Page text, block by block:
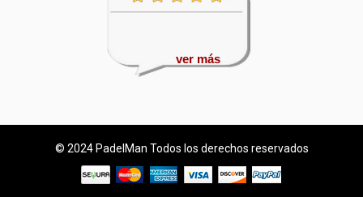
ver más
© 2024 PadelMan Todos los derechos reservados